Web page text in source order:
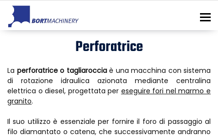
Perforatrice
La perforatrice o tagliarocciaè una macchina con sistema
di rotazione idraulica azionata mediante centralina
elettrica o diesel, progettata per eseguire fori nel marmo e
granito.
Il suo utilizzo è essenziale per fornire il foro di passaggio al
filo diamantato o catena, che successivamente andranno